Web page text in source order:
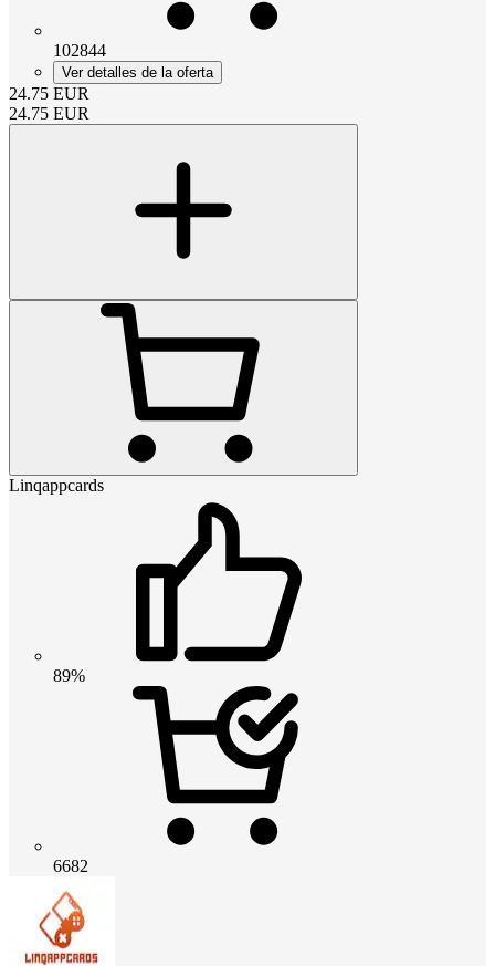
102844
Ver detalles de la oferta
24.75 EUR
24.75 EUR
Linqappcards
89%
6682